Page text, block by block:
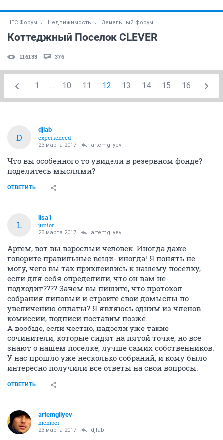
НГС.Форум Недвижимость Земельный форум
Коттеджный Поселок CLEVER
116133 376
1 ... 10 11 12 13 14 15 16
D
djlab
experienced
23 марта 2017 artemgilyev
Что вы особенного то увидели в резервном фонде?
поделитесь мыслями?
ОТВЕТИТЬ
L
lisa1
junior
23 марта 2017 artemgilyev
Артем, вот вы взрослый человек. Иногда даже
говорите правильные вещи- иногда! Я понять не
могу, чего вы так приклеились к нашему поселку,
если для себя определили, что он вам не
подходит???? Зачем вы пишите, что протокол
собрания липовый и строите свои домыслы по
увеличению оплаты? Я являюсь одним из членов
комиссии, подписи поставим позже.
А вообще, если честно, надоели уже такие
сочинители, которые сидят на пятой точке, но все
знают о нашем поселке, лучше самих собственников.
У нас прошло уже несколько собраний, и кому было
интересно получили все ответы на свои вопросы.
ОТВЕТИТЬ
artemgilyev
member
23 марта 2017 djlab